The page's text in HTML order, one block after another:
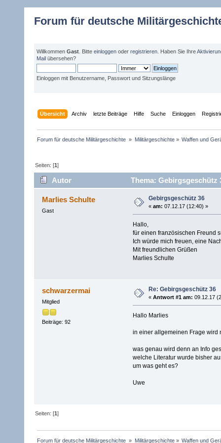
Forum für deutsche
Willkommen Gast . Bitte einloggen oder registrieren . Haben Sie Ihre
Mail übersehen?
Einloggen mit Benutzername, Passwort und Sitzungslänge
Übersicht Archiv letzte Beiträge Hilfe Suche Einloggen
Forum für deutsche Militärgeschichte » Militärgeschichte» Waffen und
Seiten: [1]
Autor Thema: Gebirgsgeschütz
Marlies Schulte
Gast
Gebirgsgeschütz 36
« am: 07.12.17 (12:40) »
Hallo,
für einen französischen Freund
Ich würde mich freuen, eine
Mit freundlichen Grüßen
Marlies Schulte
schwarzermai
Mitglied
Beiträge: 92
Re: Gebirgsgeschütz 36
« Antwort #1 am: 09.12.17
Hallo Marlies
in einer allgemeinen Frage wird
was genau wird denn an Info
welche Literatur wurde bisher
um was geht es?
Uwe
Seiten: [1]
Forum für deutsche Militärgeschichte » Militärgeschichte» Waffen und